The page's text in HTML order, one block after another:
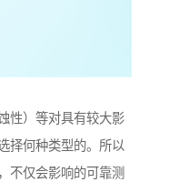
性）等对具有较大影
择何种类型的。所以
不仅会影响的可靠测